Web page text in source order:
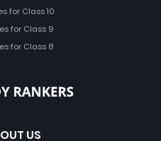
for Class 10
for Class 9
for Class 8
US